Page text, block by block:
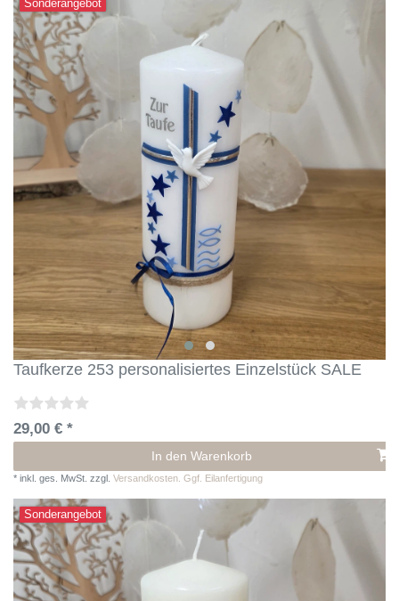
Sonderangebot
Taufkerze 253 personalisiertes Einzelstück SALE
29,00 € *
In den Warenkorb
* inkl. ges. MwSt. zzgl. Versandkosten. Ggf. Eilanfertigung
Sonderangebot